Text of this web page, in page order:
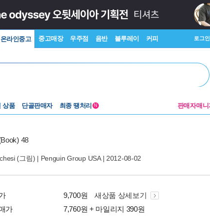
온라인중고 중고매장 우주점 음반 블루레이 커피 로그인
상품 단골판매자 최종 땡처리 N 판매자매니
48
(그림) | Penguin Group USA| 2012-08-02
9,700원
새상품 상세보기
가
7,760원 + 마일리지 390원